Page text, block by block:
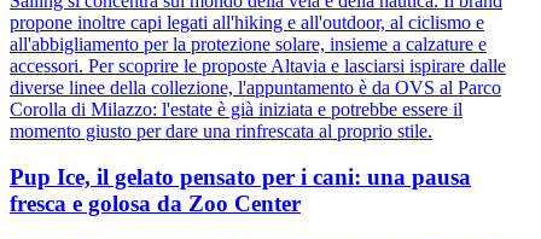
propone inoltre capi legati all'hiking e all'outdoor, al ciclismo e
all'abbigliamento per la protezione solare, insieme a calzature e
accessori. Per scoprire le proposte Altavia e lasciarsi ispirare dalle
diverse linee della collezione, l'appuntamento è da OVS al Parco
Corolla di Milazzo: l'estate è già iniziata e potrebbe essere il
momento giusto per dare una rinfrescata al proprio stile.
Pup Ice, il gelato pensato per i cani: una pausa
fresca e golosa da Zoo Center